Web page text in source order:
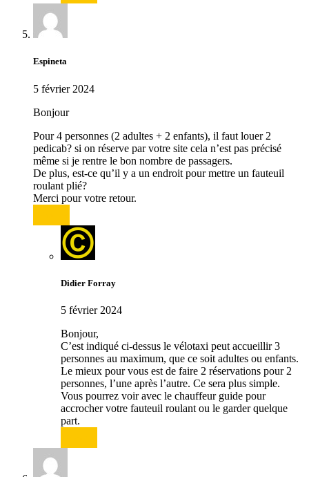
Espineta
5 février 2024
Bonjour
Pour 4 personnes (2 adultes + 2 enfants), il faut louer 2
pedicab? si on réserve par votre site cela n’est pas précisé
même si je rentre le bon nombre de passagers.
De plus, est-ce qu’il y a un endroit pour mettre un fauteuil
roulant plié?
Merci pour votre retour.
Didier Forray
5 février 2024
Bonjour,
C’est indiqué ci-dessus le vélotaxi peut accueillir 3
personnes au maximum, que ce soit adultes ou enfants.
Le mieux pour vous est de faire 2 réservations pour 2
personnes, l’une après l’autre. Ce sera plus simple.
Vous pourrez voir avec le chauffeur guide pour
accrocher votre fauteuil roulant ou le garder quelque
part.